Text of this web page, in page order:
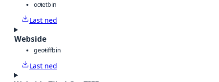
octetbin
Last ned
Webside
geotiffbin
Last ned